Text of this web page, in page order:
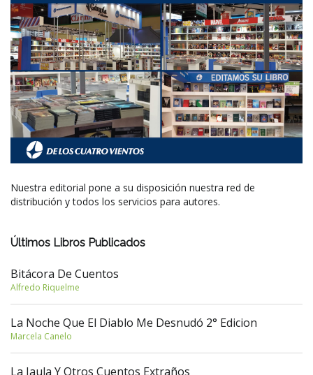
Nuestra editorial pone a su disposición nuestra red de
distribución y todos los servicios para autores.
Últimos Libros Publicados
Bitácora De Cuentos
Alfredo Riquelme
La Noche Que El Diablo Me Desnudó 2° Edicion
Marcela Canelo
La Jaula Y Otros Cuentos Extraños